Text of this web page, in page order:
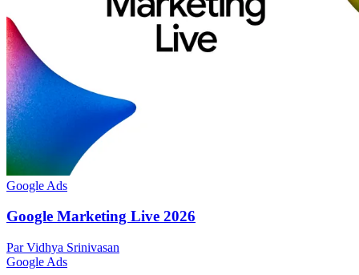
Google Ads
Google Marketing Live 2026
Par Vidhya Srinivasan
Google Ads